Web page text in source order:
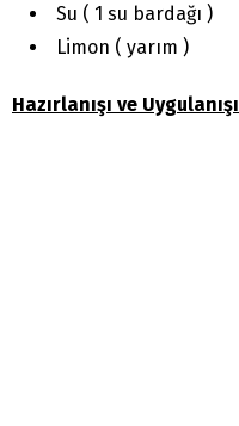
Su ( 1 su bardağı )
Limon ( yarım )
Hazırlanışı ve Uygulanışı